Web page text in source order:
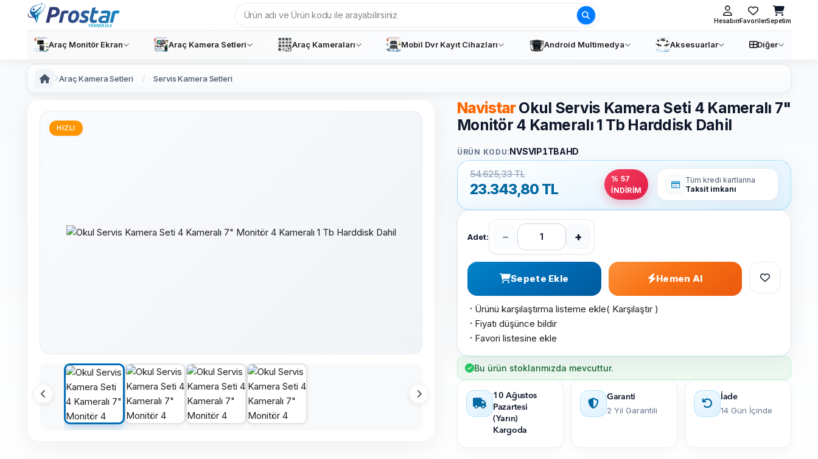
Ara HesabımFavorilerSepetim
Araç Monitör Ekran Araç Kamera Setleri Araç Kameraları Mobil Dvr Kayıt Cihazları Android Multimedya Aksesuarlar Diğer
Araç Kamera Setleri Servis Kamera Setleri
HIZLI
NavistarOkul Servis Kamera Seti 4 Kameralı 7"
Monitör 4 Kameralı 1 Tb Harddisk Dahil
ÜRÜN KODU:NVSVIP1TBAHD
54.625,33 TL
23.343,80 TL
% 57
İNDİRİM
Tüm kredi kartlarına
Taksit imkanı
Adet: − +
Sepete Ekle Hemen Al
· Ürünü karşılaştırma listeme ekle( Karşılaştır )
· Fiyatı düşünce bildir
· Favori listesine ekle
Bu ürün stoklarımızda mevcuttur.
10 Ağustos
Pazartesi
(Yarın)
Kargoda
Garanti
2 Yıl Garantili
İade
14 Gün İçinde